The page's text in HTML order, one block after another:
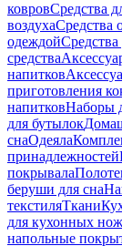
ковровСредства
воздухаСредства
одеждойСредства
средства
напитков
приготовления
напитковНаборы
для бутылок
снаОдеяла
принадлежностей
покрывала
беруши для сна
текстиляТкани
для кухонных
напольные